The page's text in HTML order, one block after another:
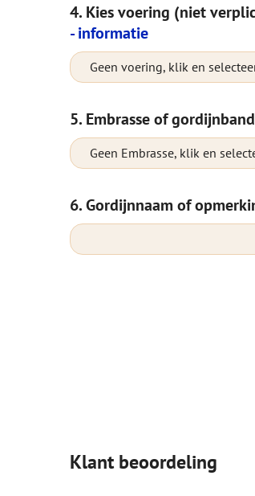
4. Kies voering (niet
- informatie
Geen voering, klik en
5. Embrasse of
Geen Embrasse, klik en
6. Gordijnnaam of
Klant beoordeling